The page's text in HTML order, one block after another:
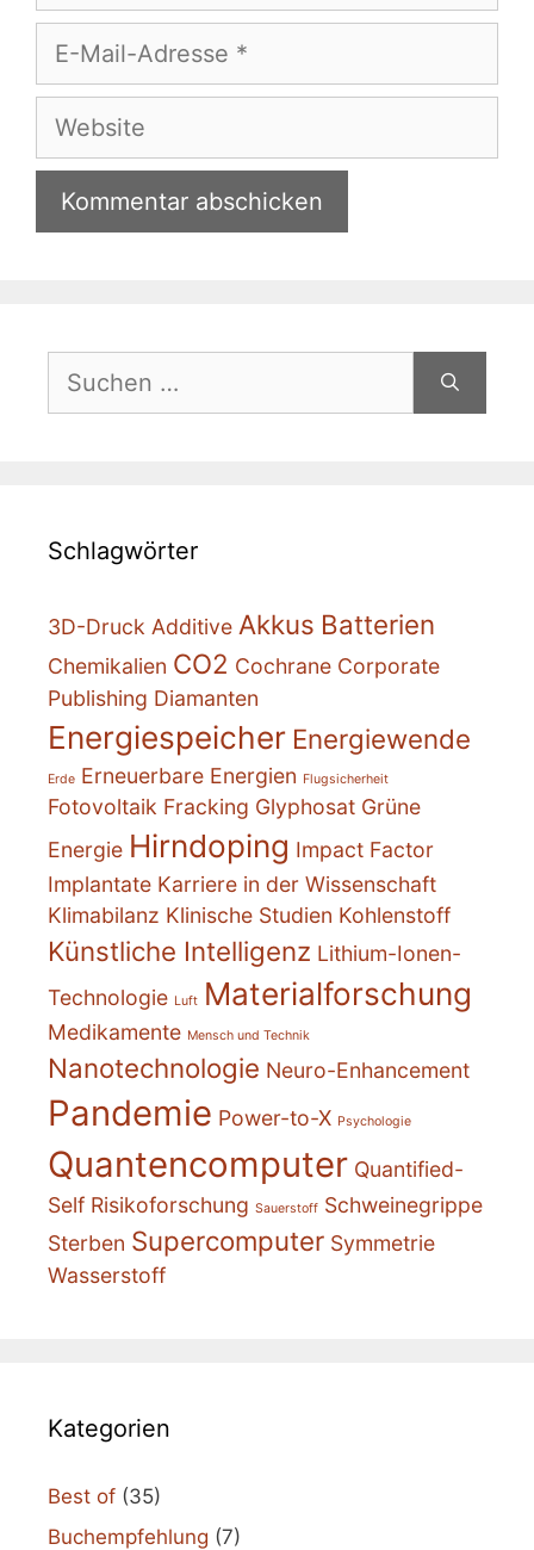
E-
Adresse
Website
nach:
Schlagwörter
3D-Druck Additive Akkus Batterien
Chemikalien CO2 Cochrane Corporate
Publishing Diamanten
Energiespeicher Energiewende
Erde Erneuerbare Energien Flugsicherheit
Fotovoltaik Fracking Glyphosat Grüne
Energie Hirndoping Impact Factor
Implantate Karriere in der Wissenschaft
Klimabilanz Klinische Studien Kohlenstoff
Künstliche Intelligenz Lithium-Ionen-
Technologie Luft Materialforschung
Medikamente Mensch und Technik
Nanotechnologie Neuro-Enhancement
Pandemie Power-to-X Psychologie
Quantencomputer Quantified-
Self Risikoforschung Sauerstoff Schweinegrippe
Sterben Supercomputer Symmetrie
Wasserstoff
Kategorien
Best of (35)
Buchempfehlung (7)